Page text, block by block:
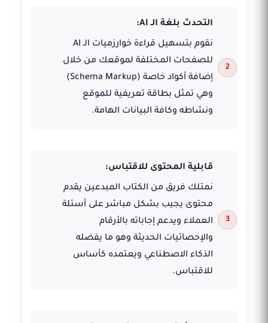
التحدث بلغة الـ AI:
نقوم بتسهيل قراءة خوارزميات الـ AI
للصفحات المختلفة لموقعك من خلال
إضافة أكواد خاصة (Schema Markup)
وهي تمثل بطاقة تعريفية للموقع
ونشاطه وكافة البيانات الهامة.
قابلية المحتوى للاقتباس:
نمتلك فريق من الكتاب المبدعين يقدم
محتوى يجيب بشكل مباشر على أسئلة
العملاء ويدعم إجاباته بالأرقام
والإحصائيات الحديثة وهو ما يفضله
الذكاء الاصطناعي ويعتمده كأساس
للاقتباس.